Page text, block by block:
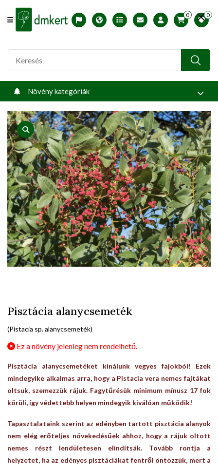
Offcanvas Menu Open
English version
Télállósági zónák
Nyomtatható ABC árjegyzék
Profilom
0 0
Növény kategóriák
product view
Pisztácia alanycsemeték
(Pistacia sp. alanycsemeték)
Ez a növény jelenleg nem rendelhető.
Pisztácia alanycsemetéket kínálunk vegyes fajokból! Ezek
mindegyike alkalmas arra, hogy a Pistacia vera nemes fajtákat
oltsuk, szemezzük rájuk. Fagytűrésük minimum mínusz 17 fok
körüli, így védettebb helyen mindegyik kiválóan működik!
Tapasztalataink szerint az edényben tartott pisztácia alanyok
nem elég erőteljes növekedésűek ahhoz, hogy a rájuk oltott
nemes részt lendületesen elindítsák. Tovább rontja a
helyzetet, ha az edényes pisztáciákat fentről öntözzük, mert a